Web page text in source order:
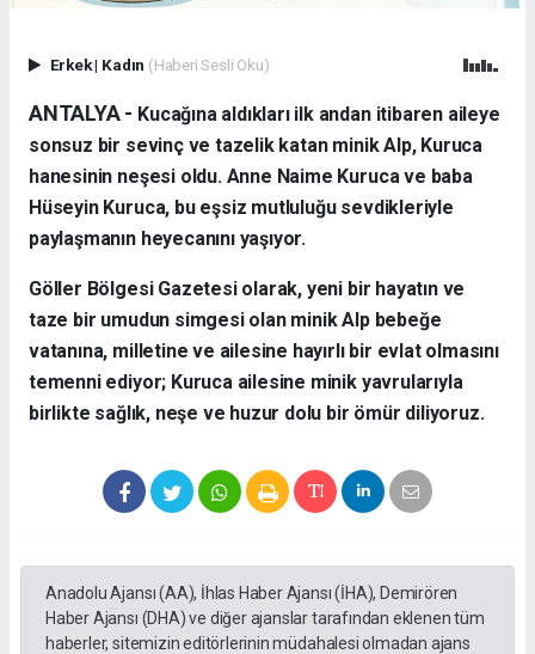
Erkek| Kadın (Haberi Sesli Oku)
ANTALYA - ​ Kucağına aldıkları ilk andan itibaren aileye
sonsuz bir sevinç ve tazelik katan minik Alp, Kuruca
hanesinin neşesi oldu. Anne Naime Kuruca ve baba
Hüseyin Kuruca, bu eşsiz mutluluğu sevdikleriyle
paylaşmanın heyecanını yaşıyor.
​Göller Bölgesi Gazetesi olarak, yeni bir hayatın ve
taze bir umudun simgesi olan minik Alp bebeğe
vatanına, milletine ve ailesine hayırlı bir evlat olmasını
temenni ediyor; Kuruca ailesine minik yavrularıyla
birlikte sağlık, neşe ve huzur dolu bir ömür diliyoruz.
Anadolu Ajansı (AA), İhlas Haber Ajansı (İHA), Demirören
Haber Ajansı (DHA) ve diğer ajanslar tarafından eklenen tüm
haberler, sitemizin editörlerinin müdahalesi olmadan ajans